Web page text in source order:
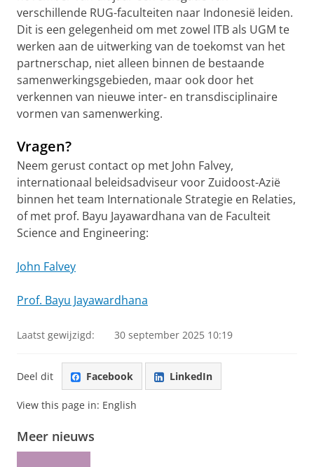
verschillende RUG-faculteiten naar Indonesië leiden.
Dit is een gelegenheid om met zowel ITB als UGM te
werken aan de uitwerking van de toekomst van het
partnerschap, niet alleen binnen de bestaande
samenwerkingsgebieden, maar ook door het
verkennen van nieuwe inter- en transdisciplinaire
vormen van samenwerking.
Vragen?
Neem gerust contact op met John Falvey,
internationaal beleidsadviseur voor Zuidoost-Azië
binnen het team Internationale Strategie en Relaties,
of met prof. Bayu Jayawardhana van de Faculteit
Science and Engineering:
John Falvey
Prof. Bayu Jayawardhana
Laatst gewijzigd: 30 september 2025 10:19
Deel dit Facebook LinkedIn
View this page in: English
Meer nieuws